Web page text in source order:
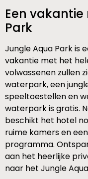
Een
Park
Jungle Aqua Park is
vakantie met het
volwassenen zullen
waterpark, een
speeltoestellen en
waterpark is gratis.
beschikt het hotel
ruime kamers en
programma.
aan het heerlijke
naar het Jungle